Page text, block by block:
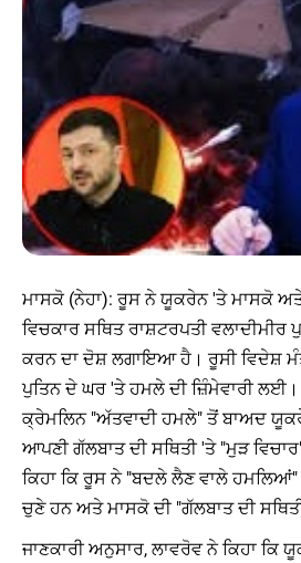
ਮਾਸਕੋ (ਨੇਹਾ): ਰੂਸ ਨੇ ਯੂਕਰੇਨ 'ਤੇ ਮਾਸਕੋ
ਵਿਚਕਾਰ ਸਥਿਤ ਰਾਸ਼ਟਰਪਤੀ ਵਲਾਦੀਮੀਰ
ਕਰਨ ਦਾ ਦੋਸ਼ ਲਗਾਇਆ ਹੈ। ਰੂਸੀ ਵਿਦੇਸ਼
ਪੁਤਿਨ ਦੇ ਘਰ 'ਤੇ ਹਮਲੇ ਦੀ ਜ਼ਿੰਮੇਵਾਰੀ ਲਈ।
ਕ੍ਰੇਮਲਿਨ "ਅੱਤਵਾਦੀ ਹਮਲੇ" ਤੋਂ ਬਾਅਦ
ਆਪਣੀ ਗੱਲਬਾਤ ਦੀ ਸਥਿਤੀ 'ਤੇ "ਮੁੜ
ਕਿਹਾ ਕਿ ਰੂਸ ਨੇ "ਬਦਲੇ ਲੈਣ ਵਾਲੇ
ਚੁਣੇ ਹਨ ਅਤੇ ਮਾਸਕੋ ਦੀ "ਗੱਲਬਾਤ ਦੀ
ਜਾਣਕਾਰੀ ਅਨੁਸਾਰ, ਲਾਵਰੋਵ ਨੇ ਕਿਹਾ ਕਿ